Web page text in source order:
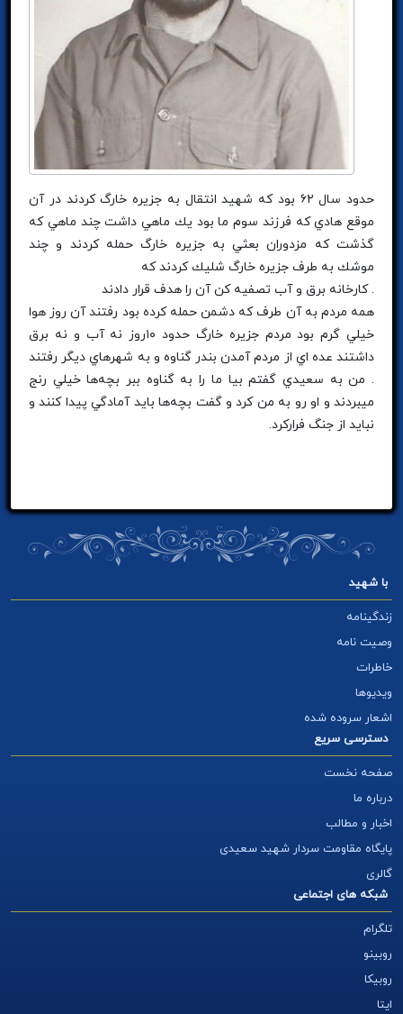
حدود سال ۶۲ بود كه شهيد انتقال به جزيره خارگ كردند در آن
موقع هادي كه فرزند سوم ما بود يك ماهي داشت چند ماهي كه
گذشت كه مزدوران بعثي به جزيره خارگ حمله كردند و چند
موشك به طرف جزيره خارگ شليك كردند كه
. كارخانه برق و آب تصفيه كن آن را هدف قرار دادند
همه مردم به آن طرف كه دشمن حمله كرده بود رفتند آن روز هوا
خيلي گرم بود مردم جزيره خارگ حدود ۱۰روز نه آب و نه برق
داشتند عده اي از مردم آمدن بندر گناوه و به شهرهاي ديگر رفتند
. من به سعيدي گفتم بيا ما را به گناوه ببر بچه‌ها خيلي رنج
ميبردند و او رو به من كرد و گفت بچه‌ها بايد آمادگي پيدا كنند و
نبايد از جنگ فراركرد.
با شهید
زندگینامه
وصیت نامه
خاطرات
ویدیوها
اشعار سروده شده
دسترسی سریع
صفحه نخست
درباره ما
اخبار و مطالب
پایگاه مقاومت سردار شهید سعیدی
گالری
شبکه های اجتماعی
تلگرام
روبینو
روبیکا
ایتا